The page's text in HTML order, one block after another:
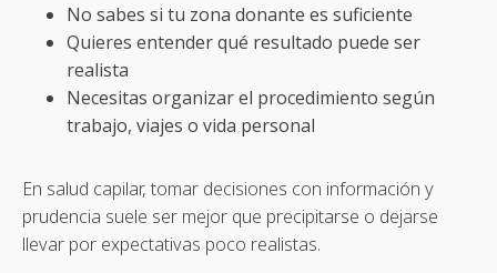
No sabes si tu zona donante es suficiente
Quieres entender qué resultado puede ser
realista
Necesitas organizar el procedimiento según
trabajo, viajes o vida personal
En salud capilar, tomar decisiones con información y
prudencia suele ser mejor que precipitarse o dejarse
llevar por expectativas poco realistas.